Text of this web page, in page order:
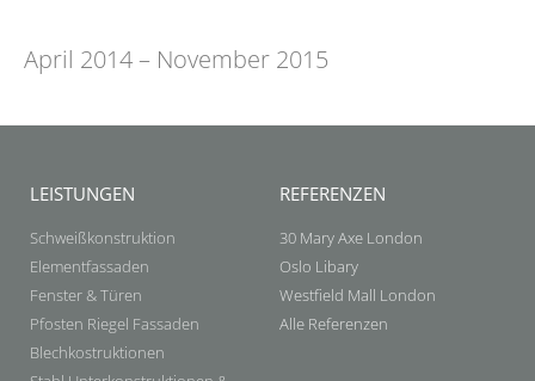
April 2014 – November 2015
LEISTUNGEN
Schweißkonstruktion
Elementfassaden
Fenster & Türen
Pfosten Riegel Fassaden
Blechkostruktionen
REFERENZEN
30 Mary Axe London
Oslo Libary
Westfield Mall London
Alle Referenzen